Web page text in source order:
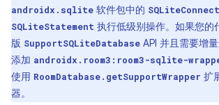
androidx.sqlite 软件包中的
SQLiteStatement 执行低级别操作。如果您的
版 SupportSQLiteDatabase API 并且需要增
添加 androidx.room3:room3-sqlite-
使用 RoomDatabase.getSupportWrapper 扩
器。